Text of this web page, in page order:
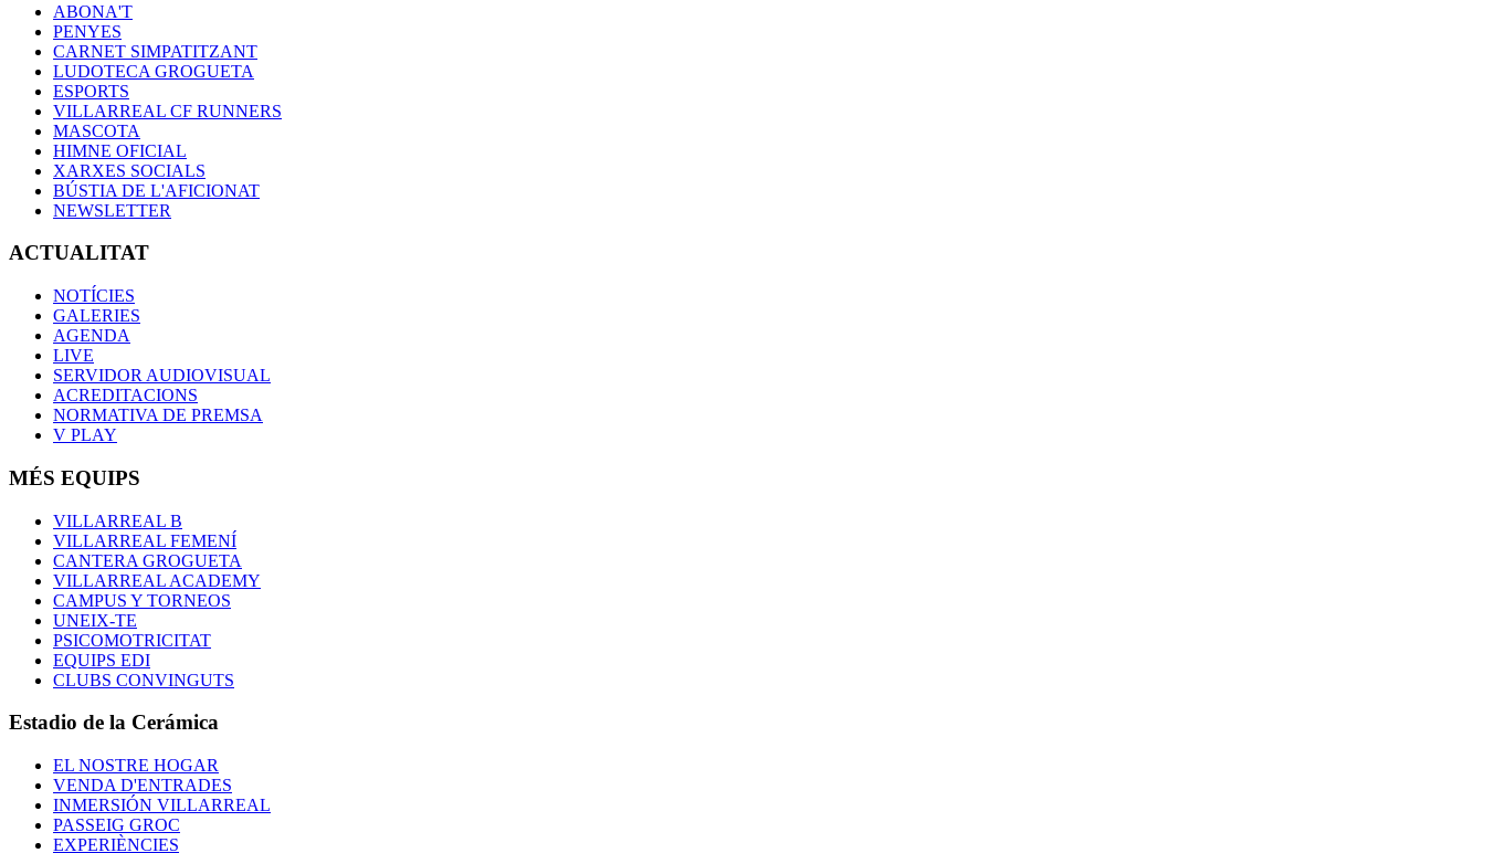
ABONA'T
PENYES
CARNET SIMPATITZANT
LUDOTECA GROGUETA
ESPORTS
VILLARREAL CF RUNNERS
MASCOTA
HIMNE OFICIAL
XARXES SOCIALS
BÚSTIA DE L'AFICIONAT
NEWSLETTER
ACTUALITAT
NOTÍCIES
GALERIES
AGENDA
LIVE
SERVIDOR AUDIOVISUAL
ACREDITACIONS
NORMATIVA DE PREMSA
V PLAY
MÉS EQUIPS
VILLARREAL B
VILLARREAL FEMENÍ
CANTERA GROGUETA
VILLARREAL ACADEMY
CAMPUS Y TORNEOS
UNEIX-TE
PSICOMOTRICITAT
EQUIPS EDI
CLUBS CONVINGUTS
Estadio de la Cerámica
EL NOSTRE HOGAR
VENDA D'ENTRADES
INMERSIÓN VILLARREAL
PASSEIG GROC
EXPERIÈNCIES